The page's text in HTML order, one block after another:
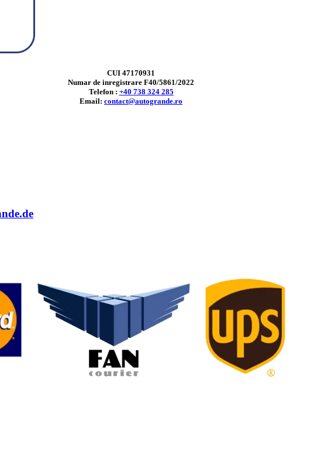
CUI 47170931
Numar de inregistrare F40/5861/2022
Telefon : +40 738 324 285
Email: contact@autogrande.ro